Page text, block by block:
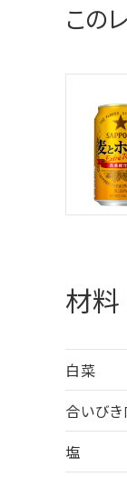
この
材
白菜
合いびき
塩